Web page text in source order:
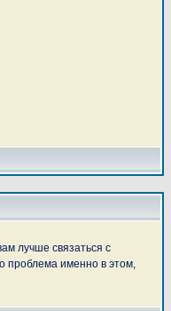
лучше связаться с
проблема именно в этом,